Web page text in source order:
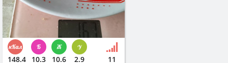
148.4 10.3 10.6 2.9 11